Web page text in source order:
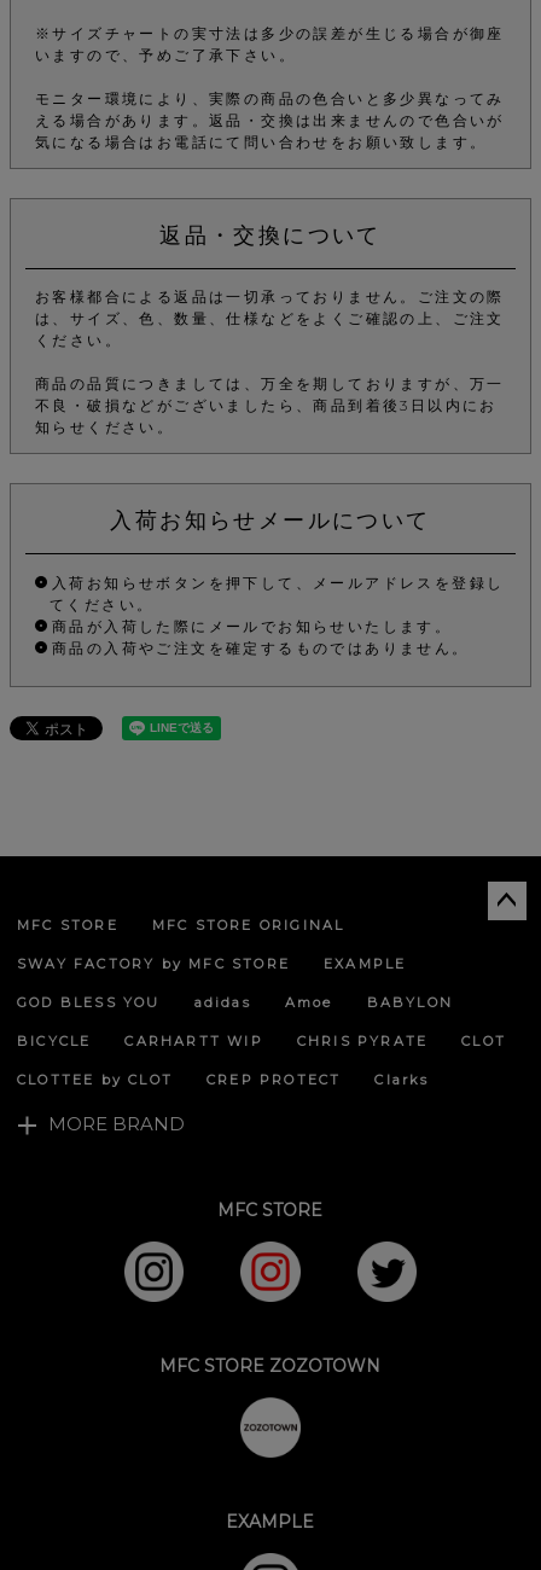
※サイズチャートの実寸法は多少の誤差が生じる場合が御座
いますので、予めご了承下さい。
モニター環境により、実際の商品の色合いと多少異なってみ
える場合があります。返品・交換は出来ませんので色合いが
気になる場合はお電話にて問い合わせをお願い致します。
返品・交換について
お客様都合による返品は一切承っておりません。ご注文の際
は、サイズ、色、数量、仕様などをよくご確認の上、ご注文
ください。
商品の品質につきましては、万全を期しておりますが、万一
不良・破損などがございましたら、商品到着後3日以内にお
知らせください。
入荷お知らせメールについて
入荷お知らせボタンを押下して、メールアドレスを登録し
てください。
商品が入荷した際にメールでお知らせいたします。
商品の入荷やご注文を確定するものではありません。
MFC STORE MFC STORE ORIGINAL
SWAY FACTORY by MFC STORE EXAMPLE
GOD BLESS YOU adidas Amoe BABYLON
BICYCLE CARHARTT WIP CHRIS PYRATE CLOT
CLOTTEE by CLOT CREP PROTECT Clarks
MORE BRAND
MFC STORE
MFC STORE ZOZOTOWN
EXAMPLE